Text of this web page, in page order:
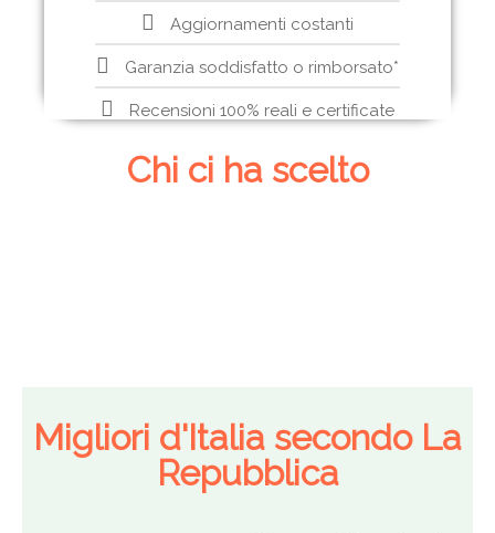
Aggiornamenti costanti
Garanzia soddisfatto o rimborsato*
Recensioni 100% reali e certificate
Chi ci ha scelto
Migliori d'Italia secondo La
Repubblica